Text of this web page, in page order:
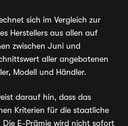
sich im Vergleich zur
Herstellers aus allen auf
zwischen Juni und
aller angebotenen
Modell und Händler.
darauf hin, dass das
Kriterien für die staatliche
E-Prämie wird nicht sofort